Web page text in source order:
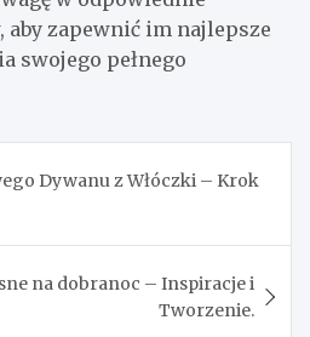
zapewnić im najlepsze
swojego pełnego
Dywanu z Włóczki – Krok
na dobranoc – Inspiracje i
Tworzenie.